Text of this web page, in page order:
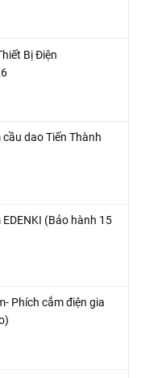
Bị Điện
dao Tiến Thành
(Bảo hành 15
Phích cắm điện gia